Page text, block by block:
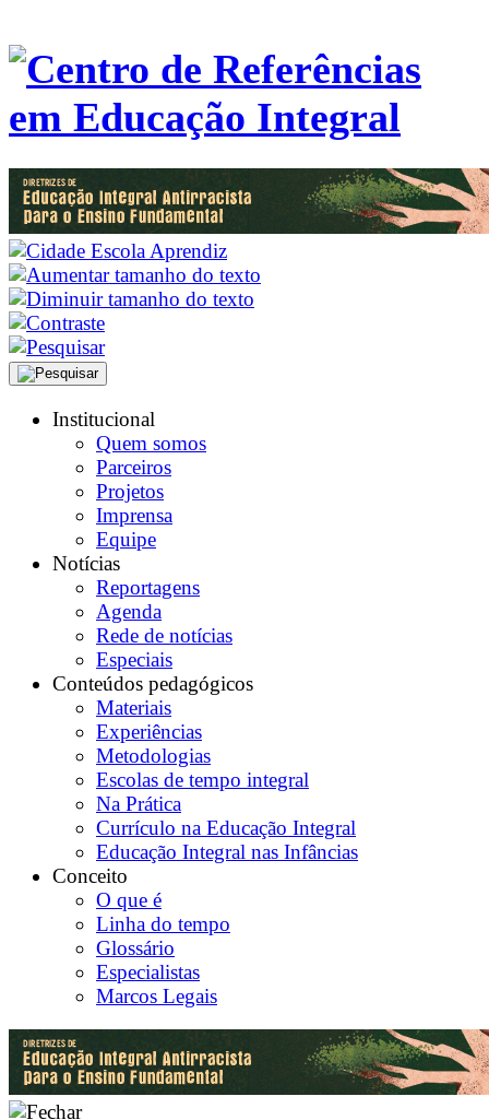
Institucional
Quem somos
Parceiros
Projetos
Imprensa
Equipe
Notícias
Reportagens
Agenda
Rede de notícias
Especiais
Conteúdos pedagógicos
Materiais
Experiências
Metodologias
Escolas de tempo integral
Na Prática
Currículo na Educação Integral
Educação Integral nas Infâncias
Conceito
O que é
Linha do tempo
Glossário
Especialistas
Marcos Legais